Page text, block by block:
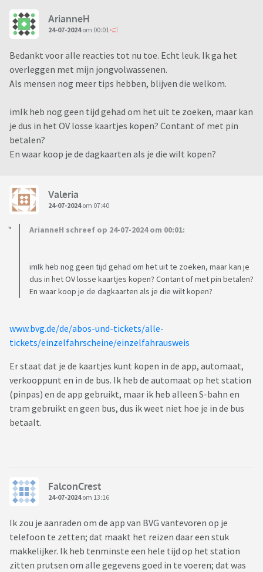
ArianneH
24-07-2024om 00:01
Bedankt voor alle reacties tot nu toe. Echt leuk. Ik ga het
overleggen met mijn jongvolwassenen.
Als mensen nog meer tips hebben, blijven die welkom.
imIk heb nog geen tijd gehad om het uit te zoeken, maar kan
je dus in het OV losse kaartjes kopen? Contant of met pin
betalen?
En waar koop je de dagkaarten als je die wilt kopen?
Valeria
24-07-2024om 07:40
ArianneH schreef op 24-07-2024 om 00:01:
imIk heb nog geen tijd gehad om het uit te zoeken, maar kan je
dus in het OV losse kaartjes kopen? Contant of met pin betalen?
En waar koop je de dagkaarten als je die wilt kopen?
www.bvg.de/de/abos-und-tickets/alle-
tickets/einzelfahrscheine/einzelfahrausweis
Er staat dat je de kaartjes kunt kopen in de app, automaat,
verkooppunt en in de bus. Ik heb de automaat op het station
(pinpas) en de app gebruikt, maar ik heb alleen S-bahn en
tram gebruikt en geen bus, dus ik weet niet hoe je in de bus
betaalt.
FalconCrest
24-07-2024om 13:16
Ik zou je aanraden om de app van BVG vantevoren op je
telefoon te zetten; dat maakt het reizen daar een stuk
makkelijker. Ik heb tenminste een hele tijd op het station
zitten prutsen om alle gegevens goed in te voeren; dat was